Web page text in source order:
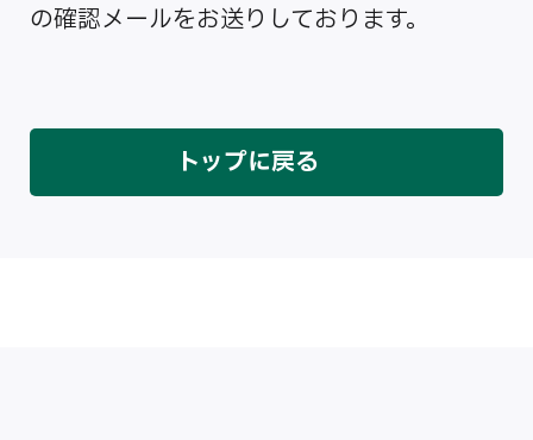
の確認メールをお送りしております。
トップに戻る